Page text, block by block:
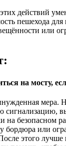
действий
пешехода для
или
на мосту,
мера.
сигнализацию,
на безопасном
бордюра или
этого лучше